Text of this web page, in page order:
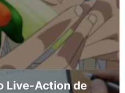
Live-Action de